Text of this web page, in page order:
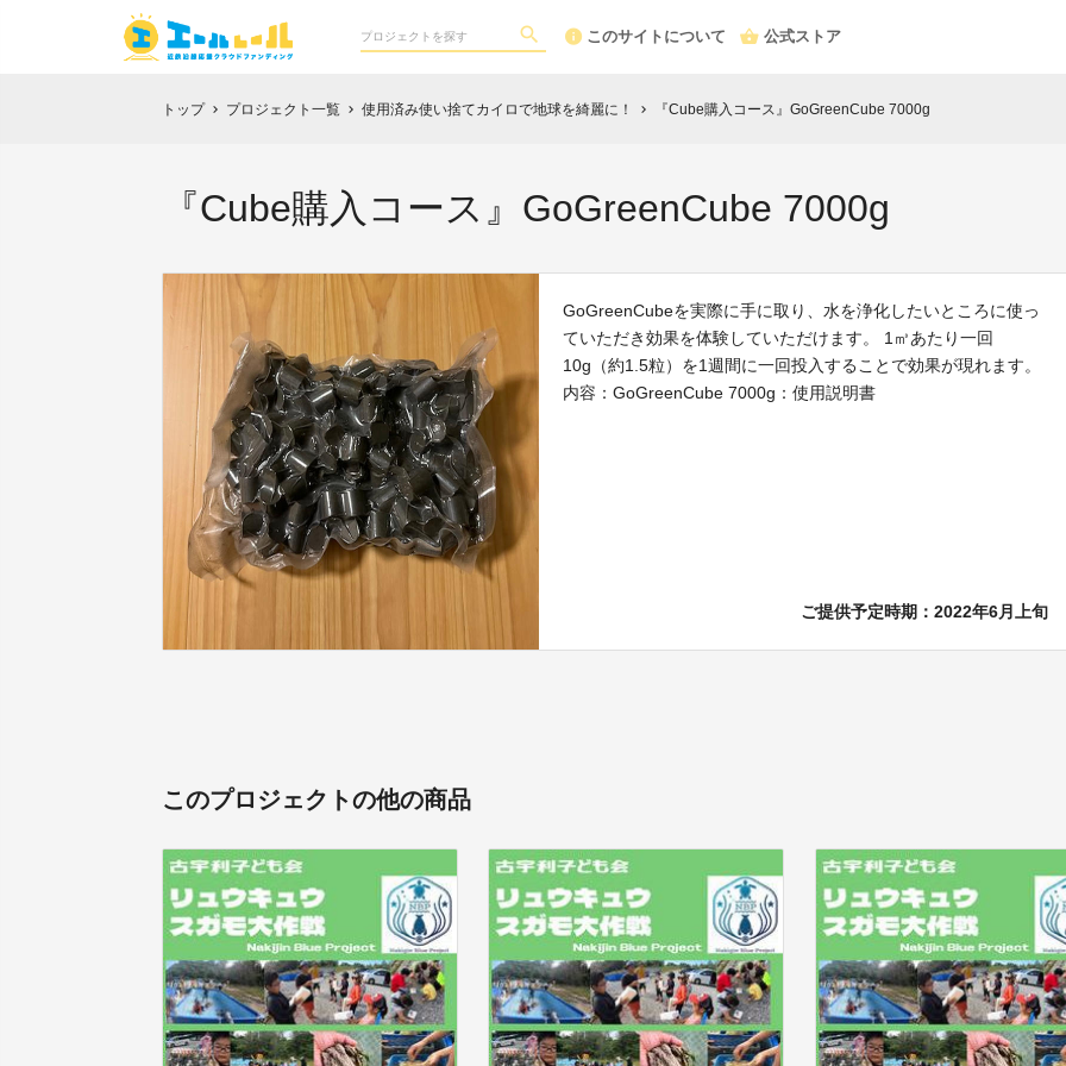
このサイトについて 公式ストア
トップ chevron_right プロジェクト一覧 chevron_right 使用済み使い捨てカイロで地球を綺麗に！ chevron_right 『Cube購入コース』GoGreenCube 7000g
『Cube購入コース』GoGreenCube 7000g
GoGreenCubeを実際に手に取り、水を浄化したいところに使っ
ていただき効果を体験していただけます。 1㎥あたり一回
10g（約1.5粒）を1週間に一回投入することで効果が現れます。
内容：GoGreenCube 7000g：使用説明書
ご提供予定時期：2022年6月上旬
このプロジェクトの他の商品